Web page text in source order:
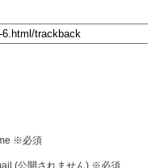
※必須
(公開されません) ※必須